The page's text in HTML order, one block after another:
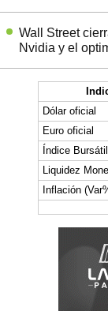
Wall Street
Nvidia y el
Dólar oficial
Euro oficial
Índice
Liquidez
Inflación